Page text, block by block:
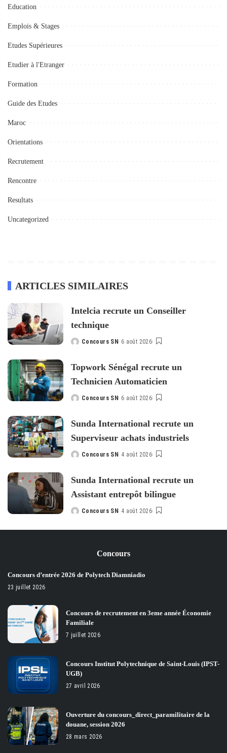
Education
Emplois & Stages
Etudes Supérieures
Etudier à l'Etranger
Formation
Guide des Etudes
Maroc
Orientations
Recrutement
Rencontre
Resultats
Uncategorized
ARTICLES SIMILAIRES
Intelcia recrute un Conseiller
technique
Posted
Concours SN 6 août 2026
Topwork Sénégal recrute un
Technicien Automaticien
Posted
Concours SN 6 août 2026
Sunda International recrute un
Superviseur achats industriels
Posted
Concours SN 4 août 2026
Sunda International recrute un
Assistant entrepôt bilingue
Posted
Concours SN 4 août 2026
Concours
Concours d’entrée 2026 de Polytech Diamniadio
23 juillet 2026
Concours de recrutement en 3eme année Économie
Familiale
7 juillet 2026
Concours Institut Polytechnique de Saint-Louis (IPST-
UGB)
27 avril 2026
Ouverture du concours_direct_paramilitaire de la
douane, session 2026
28 mars 2026